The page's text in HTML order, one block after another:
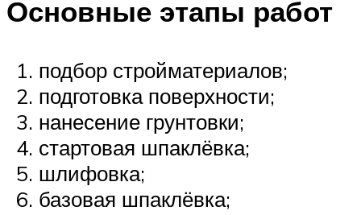
Основные этапы работ
подбор стройматериалов;
подготовка поверхности;
нанесение грунтовки;
стартовая шпаклёвка;
шлифовка;
базовая шпаклёвка;